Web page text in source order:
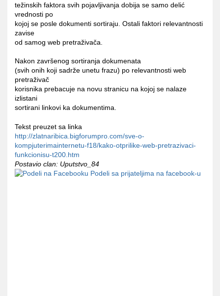
težinskih faktora svih pojavljivanja dobija se samo delić
vrednosti po
kojoj se posle dokumenti sortiraju. Ostali faktori relevantnosti
zavise
od samog web pretraživača.
Nakon završenog sortiranja dokumenata
(svih onih koji sadrže unetu frazu) po relevantnosti web
pretraživač
korisnika prebacuje na novu stranicu na kojoj se nalaze
izlistani
sortirani linkovi ka dokumentima.
Tekst preuzet sa linka
http://zlatnaribica.bigforumpro.com/sve-o-
kompjuterimainternetu-f18/kako-otprilike-web-pretrazivaci-
funkcionisu-t200.htm
Postavio clan: Uputstvo_84
Podeli sa prijateljima na facebook-u